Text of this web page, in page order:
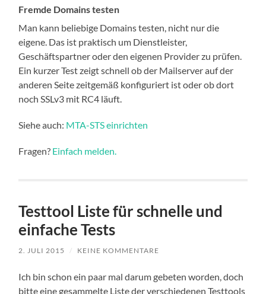
Fremde Domains testen
Man kann beliebige Domains testen, nicht nur die
eigene. Das ist praktisch um Dienstleister,
Geschäftspartner oder den eigenen Provider zu prüfen.
Ein kurzer Test zeigt schnell ob der Mailserver auf der
anderen Seite zeitgemäß konfiguriert ist oder ob dort
noch SSLv3 mit RC4 läuft.
Siehe auch: MTA-STS einrichten
Fragen? Einfach melden.
Testtool Liste für schnelle und
einfache Tests
2. JULI 2015 / KEINE KOMMENTARE
Ich bin schon ein paar mal darum gebeten worden, doch
bitte eine gesammelte Liste der verschiedenen Testtools